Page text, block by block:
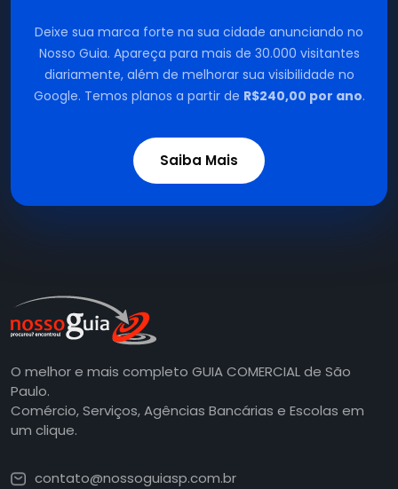
Deixe sua marca forte na sua cidade anunciando no
Nosso Guia. Apareça para mais de 30.000 visitantes
diariamente, além de melhorar sua visibilidade no
Google. Temos planos a partir de R$240,00 por ano.
Saiba Mais
O melhor e mais completo GUIA COMERCIAL de São
Paulo.
Comércio, Serviços, Agências Bancárias e Escolas em
um clique.
contato@nossoguiasp.com.br